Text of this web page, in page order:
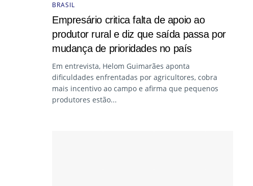
BRASIL
Empresário critica falta de apoio ao
produtor rural e diz que saída passa por
mudança de prioridades no país
Em entrevista, Helom Guimarães aponta
dificuldades enfrentadas por agricultores, cobra
mais incentivo ao campo e afirma que pequenos
produtores estão...